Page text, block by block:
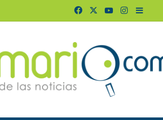
FacebookYouTubeInstagram